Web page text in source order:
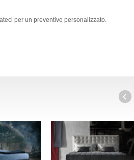
per un preventivo personalizzato.